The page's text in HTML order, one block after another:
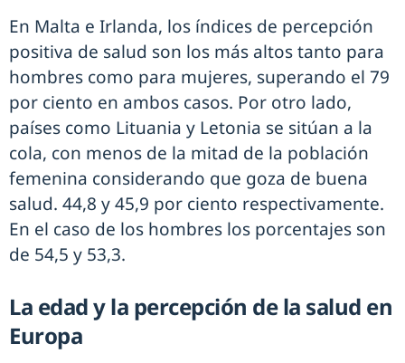
En Malta e Irlanda, los índices de percepción
positiva de salud son los más altos tanto para
hombres como para mujeres, superando el 79
por ciento en ambos casos. Por otro lado,
países como Lituania y Letonia se sitúan a la
cola, con menos de la mitad de la población
femenina considerando que goza de buena
salud. 44,8 y 45,9 por ciento respectivamente.
En el caso de los hombres los porcentajes son
de 54,5 y 53,3.
La edad y la percepción de la salud en
Europa